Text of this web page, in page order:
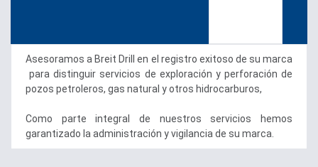
Asesoramos a Breit Drill en el registro exitoso de su marca
para distinguir servicios de exploración y perforación de
pozos petroleros, gas natural y otros hidrocarburos,
Como parte integral de nuestros servicios hemos
garantizado la administración y vigilancia de su marca.